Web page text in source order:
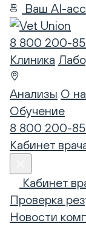
Ваш AI-
8 800 200-
Клиника
Анализы О
Обучение
8 800 200-
Кабинет
Кабинет
Проверка
Новости